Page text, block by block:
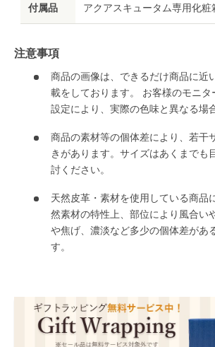
付属品 アクアスキュータム専用化粧
注意事項
商品の画像は、できるだけ商品に近
載をしております。 お客様のモニタ
設定により、実際の色味と異なる場
商品の素材等の個体差により、若干
きがあります。サイズはあくまでも
討ください。
天然皮革・素材を使用している商品
然素材の特性上、部位により風合い
や焦げ、濃淡など多少の個体差があ
す。